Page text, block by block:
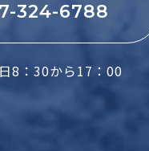
324-6788
8：30から17：00